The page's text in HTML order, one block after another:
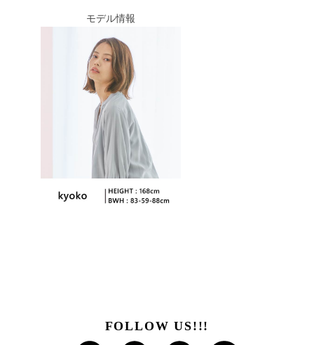
モデル情報
FOLLOW US!!!